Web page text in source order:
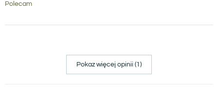
Polecam
Pokaz więcej opinii (1)